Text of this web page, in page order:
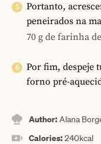
Portanto,
peneirados na
70 g de farinha
Por fim, despeje
forno pré-
Author:Alana
Calories:240kcal